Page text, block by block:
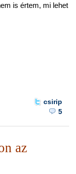
is értem, mi lehet
csirip
5
az